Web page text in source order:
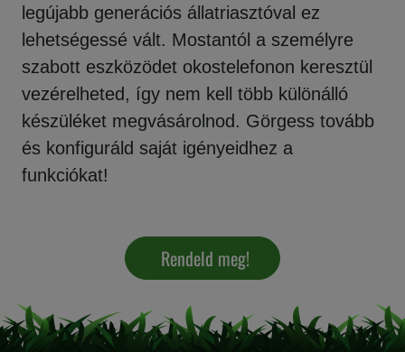
legújabb generációs állatriasztóval ez
lehetségessé vált. Mostantól a személyre
szabott eszközödet okostelefonon keresztül
vezérelheted, így nem kell több különálló
készüléket megvásárolnod. Görgess tovább
és konfiguráld saját igényeidhez a
funkciókat!
Rendeld meg!